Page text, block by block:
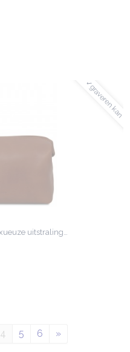
✓graveren kan
uitstraling…
4 5 6 »